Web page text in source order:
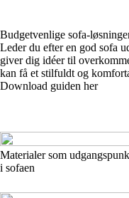
Budgetvenlige sofa-
Leder du efter en god sofa
giver dig idéer til
kan få et stilfuldt og
Download guiden her
Materialer som
i sofaen